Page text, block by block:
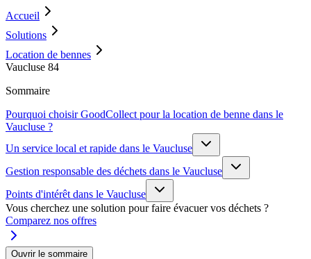
Accueil
Solutions
Location de bennes
Vaucluse 84
Sommaire
Pourquoi choisir GoodCollect pour la location de benne dans le
Vaucluse ?
Un service local et rapide dans le Vaucluse
Gestion responsable des déchets dans le Vaucluse
Points d'intérêt dans le Vaucluse
Vous cherchez une solution pour faire évacuer vos déchets ?
Comparez nos offres
Ouvrir le sommaire